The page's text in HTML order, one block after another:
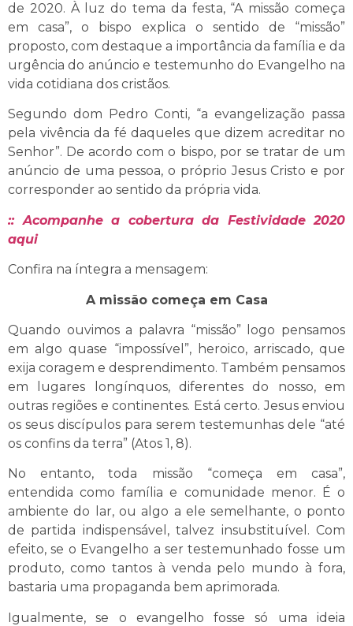
de 2020. À luz do tema da festa, “A missão começa
em casa”, o bispo explica o sentido de “missão”
proposto, com destaque a importância da família e da
urgência do anúncio e testemunho do Evangelho na
vida cotidiana dos cristãos.
Segundo dom Pedro Conti, “a evangelização passa
pela vivência da fé daqueles que dizem acreditar no
Senhor”. De acordo com o bispo, por se tratar de um
anúncio de uma pessoa, o próprio Jesus Cristo e por
corresponder ao sentido da própria vida.
:: Acompanhe a cobertura da Festividade 2020
aqui
Confira na íntegra a mensagem:
A missão começa em Casa
Quando ouvimos a palavra “missão” logo pensamos
em algo quase “impossível”, heroico, arriscado, que
exija coragem e desprendimento. Também pensamos
em lugares longínquos, diferentes do nosso, em
outras regiões e continentes. Está certo. Jesus enviou
os seus discípulos para serem testemunhas dele “até
os confins da terra” (Atos 1, 8).
No entanto, toda missão “começa em casa”,
entendida como família e comunidade menor. É o
ambiente do lar, ou algo a ele semelhante, o ponto
de partida indispensável, talvez insubstituível. Com
efeito, se o Evangelho a ser testemunhado fosse um
produto, como tantos à venda pelo mundo à fora,
bastaria uma propaganda bem aprimorada.
Igualmente, se o evangelho fosse só uma ideia